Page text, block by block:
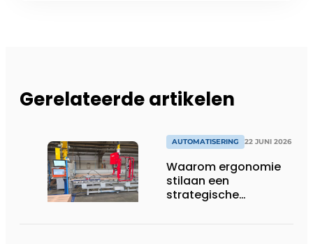
Gerelateerde artikelen
AUTOMATISERING 22 JUNI 2026
Waarom ergonomie
stilaan een
strategische